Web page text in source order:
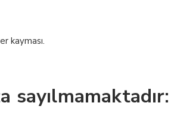
kayması.
sayılmamaktadır: